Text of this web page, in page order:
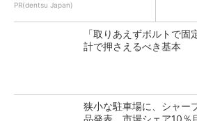
PR(dentsu Japan)
「取りあえずボルトで
計で押さえるべき基本
狭小な駐車場に、シャー
品発表 市場シェア10％